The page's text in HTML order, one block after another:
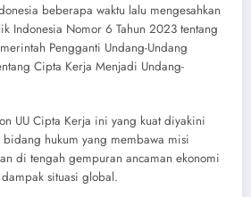
beberapa waktu lalu mengesahkan
Indonesia Nomor 6 Tahun 2023 tentang
Pengganti Undang-Undang
Cipta Kerja Menjadi Undang-
UU Cipta Kerja ini yang kuat diyakini
hukum yang membawa misi
di tengah gempuran ancaman ekonomi
situasi global.